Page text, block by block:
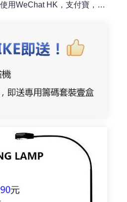
寶，八達通訂購麻雀檯即送專用籌碼一盒！